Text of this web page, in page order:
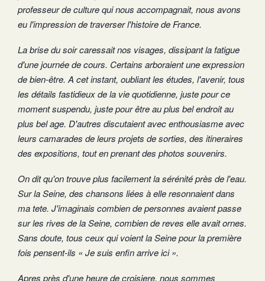
professeur de culture qui nous accompagnait, nous avons
eu l'impression de traverser l'histoire de France.
La brise du soir caressait nos visages, dissipant la fatigue
d'une journée de cours. Certains arboraient une expression
de bien-être. A cet instant, oubliant les études, l'avenir, tous
les détails fastidieux de la vie quotidienne, juste pour ce
moment suspendu, juste pour être au plus bel endroit au
plus bel age. D'autres discutaient avec enthousiasme avec
leurs camarades de leurs projets de sorties, des itineraires
des expositions, tout en prenant des photos souvenirs.
On dit qu'on trouve plus facilement la sérénité près de l'eau.
Sur la Seine, des chansons liées à elle resonnaient dans
ma tete. J'imaginais combien de personnes avaient passe
sur les rives de la Seine, combien de reves elle avait ornes.
Sans doute, tous ceux qui voient la Seine pour la première
fois pensent-ils « Je suis enfin arrive ici ».
Apres près d'une heure de croisiere, nous sommes